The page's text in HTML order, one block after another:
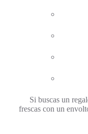
Si buscas un
frescas con un